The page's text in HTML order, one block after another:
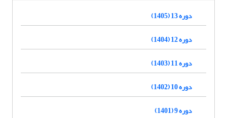
دوره 13 (1405)
دوره 12 (1404)
دوره 11 (1403)
دوره 10 (1402)
دوره 9 (1401)